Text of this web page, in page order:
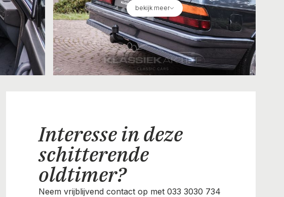
bekijk meer
Interesse in deze
schitterende
oldtimer?
Neem vrijblijvend contact op met 033 3030 734